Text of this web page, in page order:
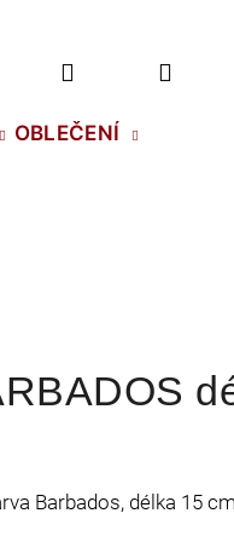
OBLEČENÍ
Barbados, délka 15 cm